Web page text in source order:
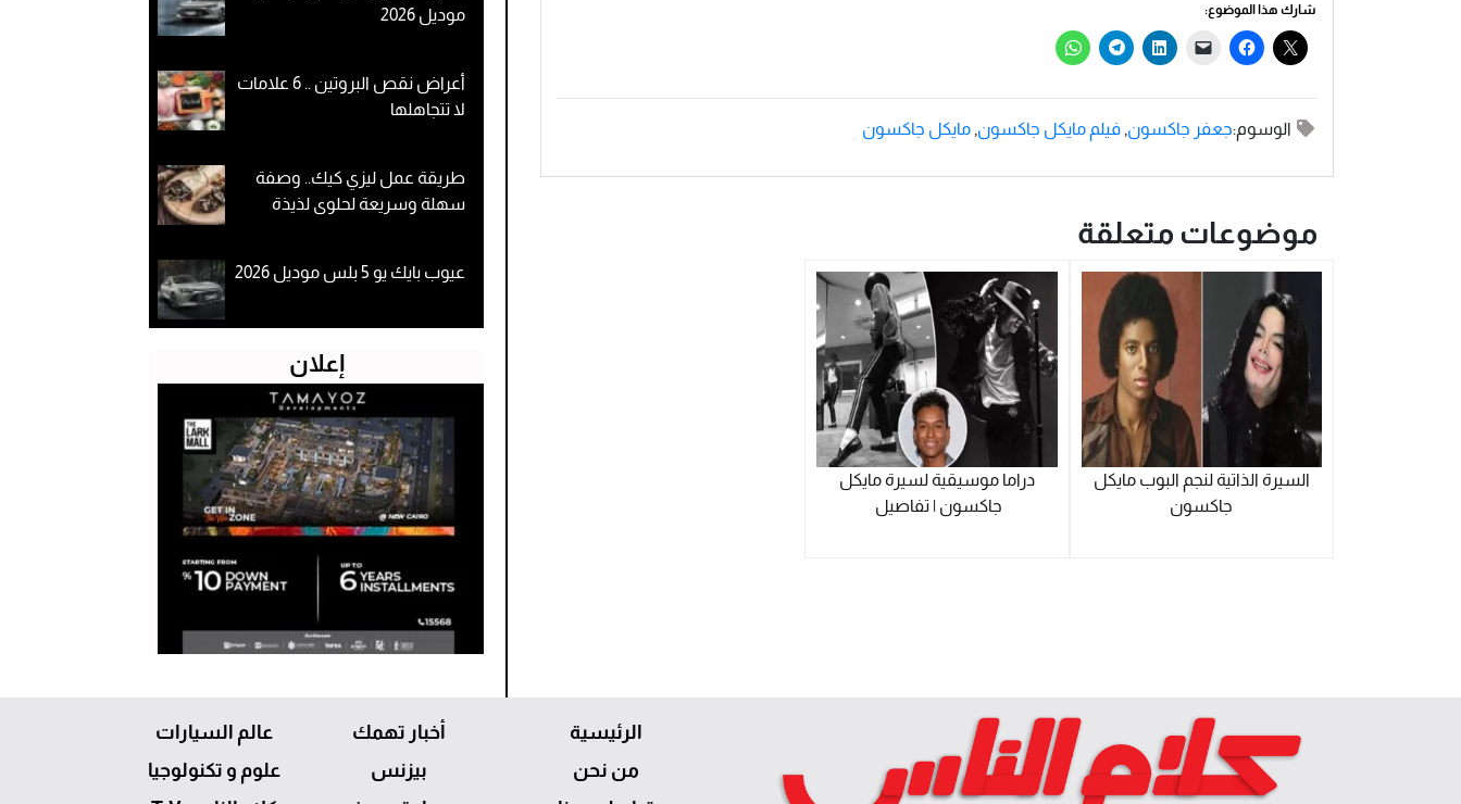
شارك هذا الموضوع:
الوسوم:جعفر جاكسون, فيلم مايكل جاكسون, مايكل جاكسون
موضوعات متعلقة
السيرة الذاتية لنجم البوب مايكل
جاكسون
دراما موسيقية لسيرة مايكل
جاكسون | تفاصيل
موديل 2026
أعراض نقص البروتين .. 6 علامات
لا تتجاهلها
طريقة عمل ليزي كيك.. وصفة
سهلة وسريعة لحلوى لذيذة
عيوب بايك يو 5 بلس موديل 2026
إعلان
الرئيسية
من نحن
أخبار تهمك
بيزنس
عالم السيارات
علوم و تكنولوجيا